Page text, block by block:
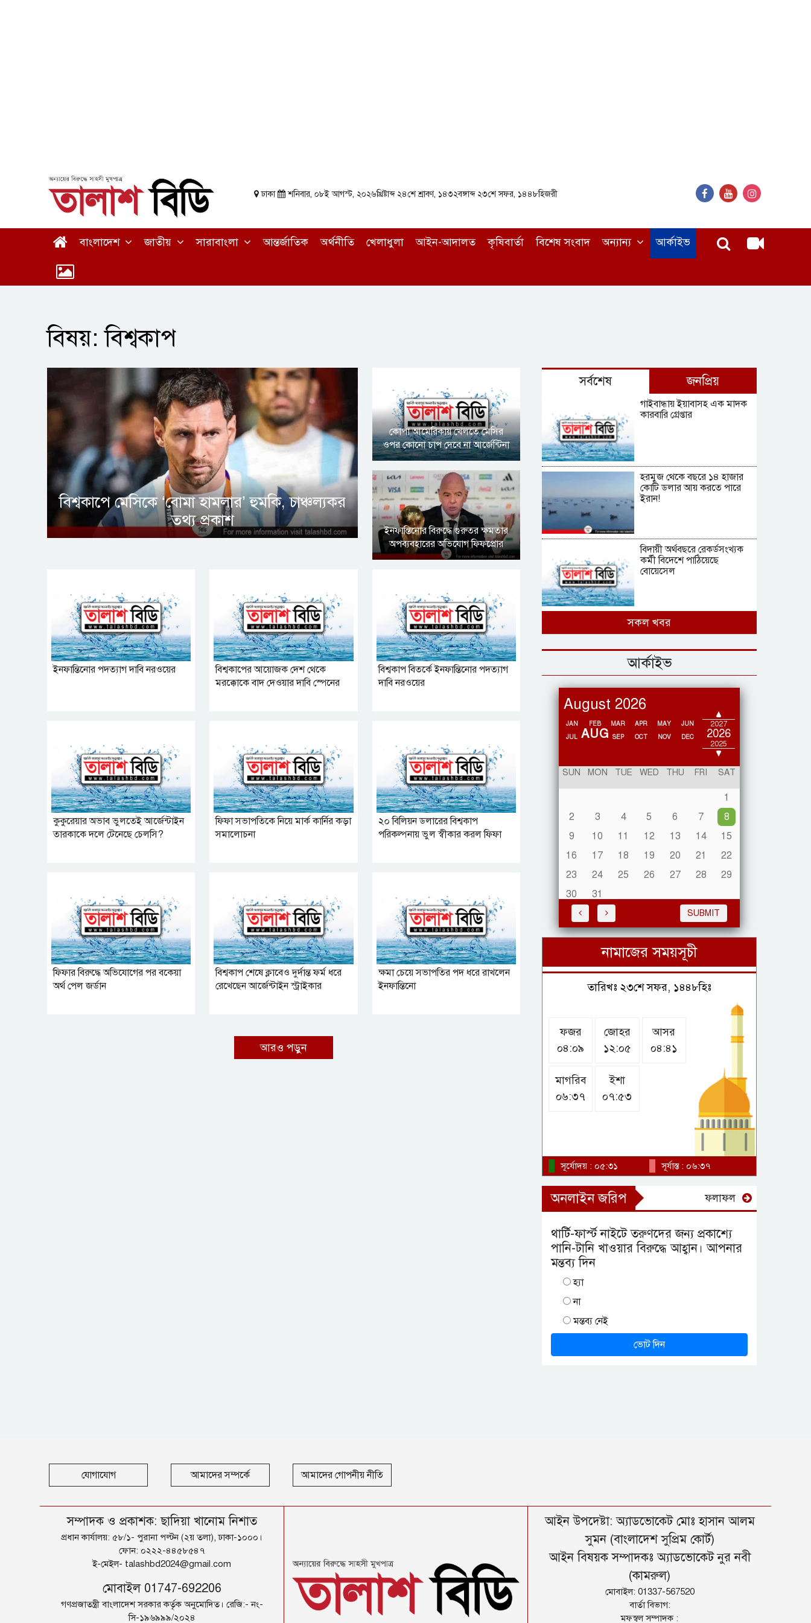
ঢাকা শনিবার, ০৮ই আগস্ট, ২০২৬খ্রিষ্টাব্দ ২৪শে শ্রাবণ, ১৪৩২বঙ্গাব্দ ২৩শে সফর, ১৪৪৮হিজরী
বাংলাদেশ জাতীয় সারাবাংলা আন্তর্জাতিক অর্থনীতি খেলাধুলা আইন-আদালত কৃষিবার্তা বিশেষ সংবাদ অন্যান্য আর্কাইভ
বিষয়: বিশ্বকাপ
বিশ্বকাপে মেসিকে ‘বোমা হামলার’ হুমকি, চাঞ্চল্যকর
তথ্য প্রকাশ
কোপা আমেরিকায় খেলতে মেসির
ওপর কোনো চাপ দেবে না আর্জেন্টিনা
ইনফান্তিনোর বিরুদ্ধে গুরুতর ক্ষমতার
অপব্যবহারের অভিযোগ ফিফপ্রোর
ইনফান্তিনোর পদত্যাগ দাবি নরওয়ের
বিশ্বকাপের আয়োজক দেশ থেকে
মরক্কোকে বাদ দেওয়ার দাবি স্পেনের
বিশ্বকাপ বিতর্কে ইনফান্তিনোর পদত্যাগ
দাবি নরওয়ের
কুকুরেয়ার অভাব ভুলতেই আর্জেন্টাইন
তারকাকে দলে টেনেছে চেলসি?
ফিফা সভাপতিকে নিয়ে মার্ক কার্নির কড়া
সমালোচনা
২০ বিলিয়ন ডলারের বিশ্বকাপ
পরিকল্পনায় ভুল স্বীকার করল ফিফা
ফিফার বিরুদ্ধে অভিযোগের পর বকেয়া
অর্থ পেল জর্ডান
বিশ্বকাপ শেষে ক্লাবেও দুর্দান্ত ফর্ম ধরে
রেখেছেন আর্জেন্টাইন স্ট্রাইকার
ক্ষমা চেয়ে সভাপতির পদ ধরে রাখলেন
ইনফান্তিনো
আরও পড়ুন
সর্বশেষ জনপ্রিয়
গাইবান্ধায় ইয়াবাসহ এক মাদক
কারবারি গ্রেপ্তার
হরমুজ থেকে বছরে ১৪ হাজার
কোটি ডলার আয় করতে পারে
ইরান!
বিদায়ী অর্থবছরে রেকর্ডসংখ্যক
কর্মী বিদেশে পাঠিয়েছে
বোয়েসেল
সারাজীবন ‘ভুল নামেই’
খেলেছেন কাসেমিরো
পবিত্র ঈদে মিলাদুন্নবী উপলক্ষে
আমিরাতে ছুটি ঘোষণা
এভারেস্টে ৩০ বছর ধরে পড়ে
থাকা মৃ’তদেহ ‘গ্রিন বুটস’ এবার
ফিরবে পরিবারের কাছে
ঢাকা-রিয়াদ রুটে সরাসরি ফ্লাইট
চালু
ভয়াবহ আগুনে পুড়ে ছাই ৯
জামায়াত-এনসিপি নন-ইস্যুকে
ইস্যু করে দেশে অস্থিতিশীল
পরিস্থিতি তৈরি করতে চায় :
আরাকান আর্মির সম্মতির ওপর
নির্ভরশীল বাংলাদেশ-মিয়ানমার
সকল খবর
আর্কাইভ
August 2026
2028
2027
2026
2025
2024
JAN FEB MAR APR MAY
JUN
JUL AUG SEP OCT NOV DEC
SUN MON TUE WED THU FRI SAT
1
2
3 4 5 6 7
8
9
10 11 12 13 14
15
16
17 18 19 20 21
22
23
24 25 26 27 28
29
30
31
SUBMIT
নামাজের সময়সূচী
তারিখঃ ২৩শে সফর, ১৪৪৮হিঃ
ফজর
০৪:০৯
জোহর
১২:০৫
আসর
০৪:৪১
মাগরিব
০৬:৩৭
ইশা
০৭:৫৩
সূর্যোদয় : ০৫:৩১ সূর্যাস্ত : ০৬:৩৭
অনলাইন জরিপ ফলাফল
থার্টি-ফার্স্ট নাইটে তরুণদের জন্য প্রকাশ্যে
পানি-টানি খাওয়ার বিরুদ্ধে আহ্বান। আপনার
মন্তব্য দিন
হ্যা
না
মন্তব্য নেই
ভোট দিন
যোগাযোগ আমাদের সম্পর্কে আমাদের গোপনীয় নীতি
সম্পাদক ও প্রকাশক: ছাদিয়া খানোম নিশাত
প্রধান কার্যালয়: ৫৮/১- পুরানা পল্টন (২য় তলা), ঢাকা-১০০০।
ফোন: ০২২২-৪৪৫৮৫৪৭
ই-মেইল- talashbd2024@gmail.com
মোবাইল 01747-692206
গণপ্রজাতন্ত্রী বাংলাদেশ সরকার কর্তৃক অনুমোদিত। রেজি:- নং-
সি-১৯৬৯৯৯/২০২৪
আইন উপদেষ্টা: অ্যাডভোকেট মোঃ হাসান আলম
সুমন (বাংলাদেশ সুপ্রিম কোর্ট)
আইন বিষয়ক সম্পাদকঃ অ্যাডভোকেট নুর নবী
(কামরুল)
মোবাইল: 01337-567520
বার্তা বিভাগ:
মফস্বল সম্পাদক :